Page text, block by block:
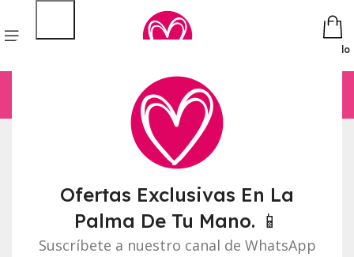
Ofertas Exclusivas En La
Palma De Tu Mano. 📱
Suscríbete a nuestro canal de WhatsApp
Pedido
This wishlist is empty.
Return To Shop